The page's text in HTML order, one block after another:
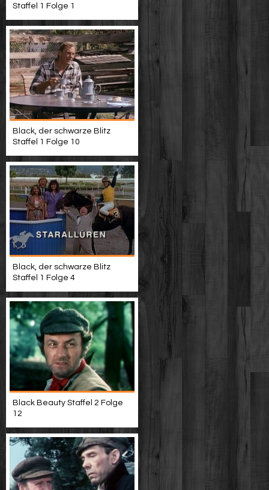
Staffel 1 Folge 1
Black, der schwarze Blitz
Staffel 1 Folge 10
Black, der schwarze Blitz
Staffel 1 Folge 4
Black Beauty Staffel 2 Folge
12